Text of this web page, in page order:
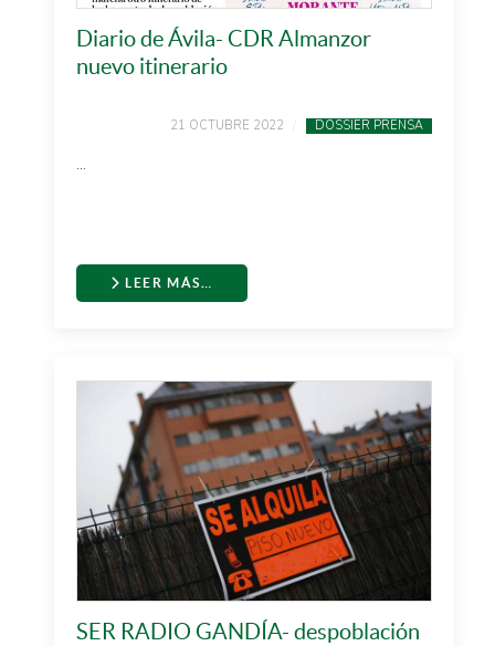
Diario de Ávila- CDR Almanzor
nuevo itinerario
21 OCTUBRE 2022 DOSSIER PRENSA
...
LEER MÁS…
SER RADIO GANDÍA- despoblación